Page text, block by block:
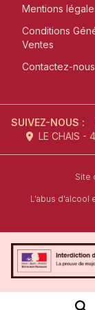
Mentions
Conditions
Ventes
Contactez-nous
SUIVEZ-NOUS :
LE CHAIS -
Site
L'abus d'alcool